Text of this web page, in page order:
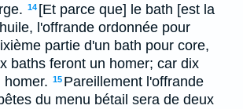
14 [Et parce que] le bath [est la
l'offrande ordonnée pour
partie d'un bath pour core,
baths feront un homer; car dix
homer. 15 Pareillement l'offrande
du menu bétail sera de deux